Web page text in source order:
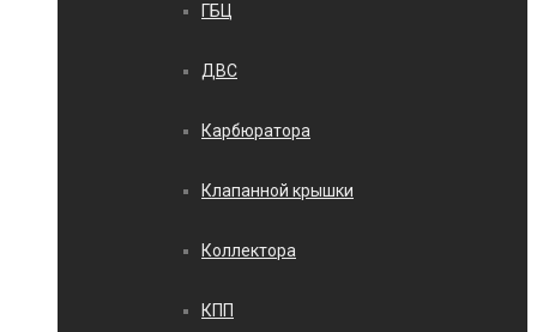
ГБЦ
ДВС
Карбюратора
Клапанной крышки
Коллектора
КПП